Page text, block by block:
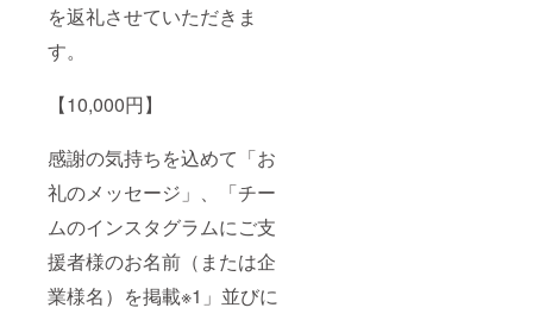
を返礼させていただきま
す。
【10,000円】
感謝の気持ちを込めて「お
礼のメッセージ」、「チー
ムのインスタグラムにご支
援者様のお名前（または企
業様名）を掲載※1」並びに